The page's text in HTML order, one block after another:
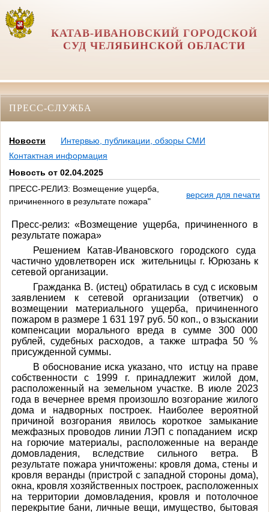
КАТАВ-ИВАНОВСКИЙ ГОРОДСКОЙ
СУД ЧЕЛЯБИНСКОЙ ОБЛАСТИ
ПРЕСС-СЛУЖБА
Новости
Интервью, публикации, обзоры СМИ
Контактная информация
Новость от 02.04.2025
ПРЕСС-РЕЛИЗ: Возмещение ущерба,
причиненного в результате пожара"
версия для печати
Пресс-релиз: «Возмещение ущерба, причиненного в
результате пожара»
Решением Катав-Ивановского городского суда
частично удовлетворен иск жительницы г. Юрюзань к
сетевой организации.
Гражданка В. (истец) обратилась в суд с исковым
заявлением к сетевой организации (ответчик) о
возмещении материального ущерба, причиненного
пожаром в размере 1 631 197 руб. 50 коп., о взыскании
компенсации морального вреда в сумме 300 000
рублей, судебных расходов, а также штрафа 50 %
присужденной суммы.
В обоснование иска указано, что истцу на праве
собственности с 1999 г. принадлежит жилой дом,
расположенный на земельном участке. В июле 2023
года в вечернее время произошло возгорание жилого
дома и надворных построек. Наиболее вероятной
причиной возгорания явилось короткое замыкание
межфазных проводов линии ЛЭП с попаданием искр
на горючие материалы, расположенные на веранде
домовладения, вследствие сильного ветра. В
результате пожара уничтожены: кровля дома, стены и
кровля веранды (пристрой с западной стороны дома),
окна, кровля хозяйственных построек, расположенных
на территории домовладения, кровля и потолочное
перекрытие бани, личные вещи, имущество, бытовая